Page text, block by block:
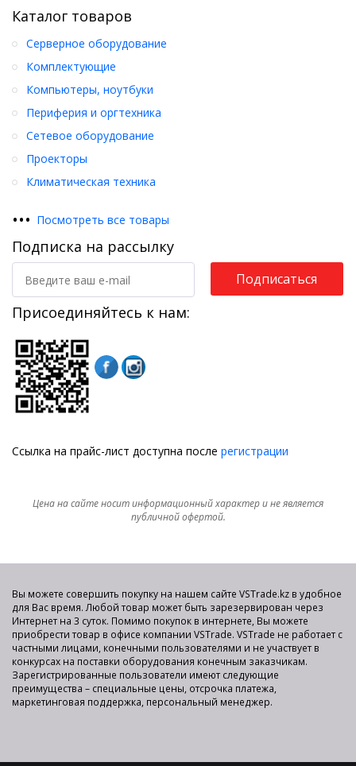
Каталог товаров
Серверное оборудование
Комплектующие
Компьютеры, ноутбуки
Периферия и оргтехника
Сетевое оборудование
Проекторы
Климатическая техника
••• Посмотреть все товары
Подписка на рассылку
Подписаться
Присоединяйтесь к нам:
Ссылка на прайс-лист доступна после регистрации
Цена на сайте носит информационный характер и не является
публичной офертой.
Вы можете совершить покупку на нашем сайте VSTrade.kz в удобное
для Вас время. Любой товар может быть зарезервирован через
Интернет на 3 суток. Помимо покупок в интернете, Вы можете
приобрести товар в офисе компании VSTrade. VSTrade не работает с
частными лицами, конечными пользователями и не участвует в
конкурсах на поставки оборудования конечным заказчикам.
Зарегистрированные пользователи имеют следующие
преимущества – специальные цены, отсрочка платежа,
маркетинговая поддержка, персональный менеджер.